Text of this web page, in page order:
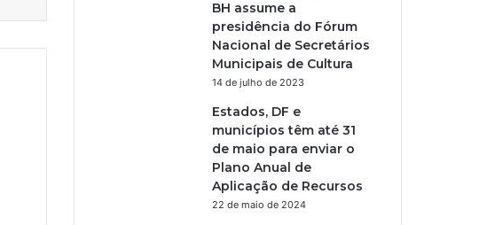
BH assume a
presidência do Fórum
Nacional de Secretários
Municipais de Cultura
14 de julho de 2023
Estados, DF e
municípios têm até 31
de maio para enviar o
Plano Anual de
Aplicação de Recursos
22 de maio de 2024